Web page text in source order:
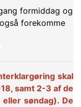
formiddag og
forekomme
skal
samt 2-3 af de
søndag). De